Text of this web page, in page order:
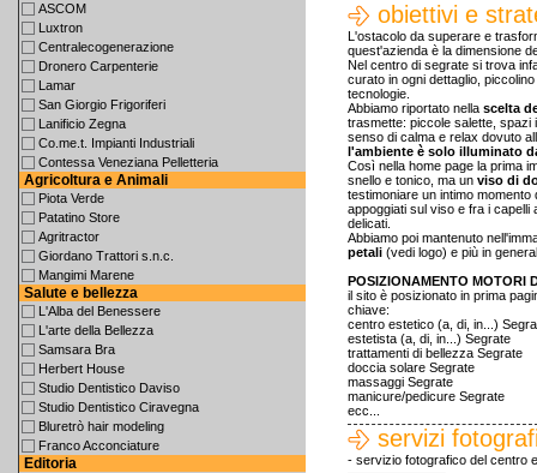
obiettivi e
L'ostacolo da superare e
quest'azienda è la dimensione
Nel centro di segrate si trova
curato in ogni dettaglio,
tecnologie.
Abbiamo riportato nella scelta
trasmette: piccole salette, spazi
senso di calma e relax dovuto
l'ambiente è solo illuminato
Così nella home page la prima
snello e tonico, ma un viso di
testimoniare un intimo
appoggiati sul viso e fra i capelli
delicati.
Abbiamo poi mantenuto
petali (vedi logo) e più in
POSIZIONAMENTO MOTORI
il sito è posizionato in prima
chiave:
centro estetico (a, di, in...)
estetista (a, di, in...) Segrate
trattamenti di bellezza Segrate
doccia solare Segrate
massaggi Segrate
manicure/pedicure Segrate
ecc...
servizi
- servizio fotografico del centro
ASCOM
Luxtron
Centralecogenerazione
Dronero Carpenterie
Lamar
San Giorgio Frigoriferi
Lanificio Zegna
Co.me.t. Impianti Industriali
Contessa Veneziana Pelletteria
Agricoltura e Animali
Piota Verde
Patatino Store
Agritractor
Giordano Trattori s.n.c.
Mangimi Marene
Salute e bellezza
L'Alba del Benessere
L'arte della Bellezza
Samsara Bra
Herbert House
Studio Dentistico Daviso
Studio Dentistico Ciravegna
Bluretrò hair modeling
Franco Acconciature
Editoria